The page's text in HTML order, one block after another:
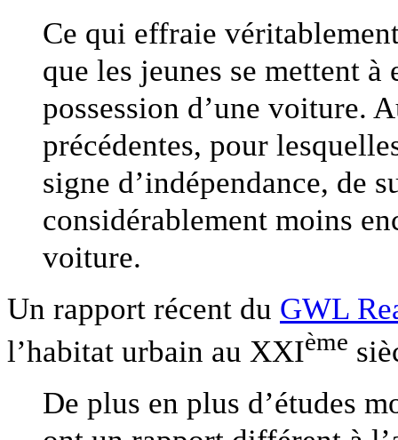
Ce qui effraie
que les jeunes se mettent
possession d’une voiture.
précédentes, pour
signe d’indépendance, de
considérablement moins
voiture.
Un rapport récent du GWL
l’habitat urbain au XXIème
De plus en plus d’études